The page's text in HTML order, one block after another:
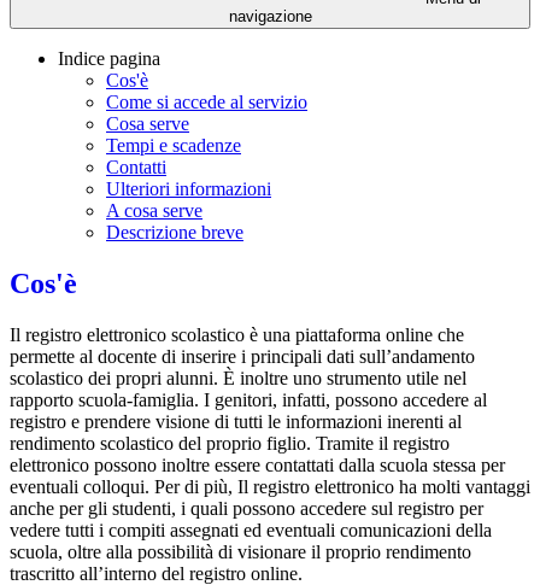
navigazione
Indice pagina
Cos'è
Come si accede al servizio
Cosa serve
Tempi e scadenze
Contatti
Ulteriori informazioni
A cosa serve
Descrizione breve
Cos'è
Il registro elettronico scolastico è una piattaforma online che
permette al docente di inserire i principali dati sull’andamento
scolastico dei propri alunni. È inoltre uno strumento utile nel
rapporto scuola-famiglia. I genitori, infatti, possono accedere al
registro e prendere visione di tutti le informazioni inerenti al
rendimento scolastico del proprio figlio. Tramite il registro
elettronico possono inoltre essere contattati dalla scuola stessa per
eventuali colloqui. Per di più, Il registro elettronico ha molti vantaggi
anche per gli studenti, i quali possono accedere sul registro per
vedere tutti i compiti assegnati ed eventuali comunicazioni della
scuola, oltre alla possibilità di visionare il proprio rendimento
trascritto all’interno del registro online.